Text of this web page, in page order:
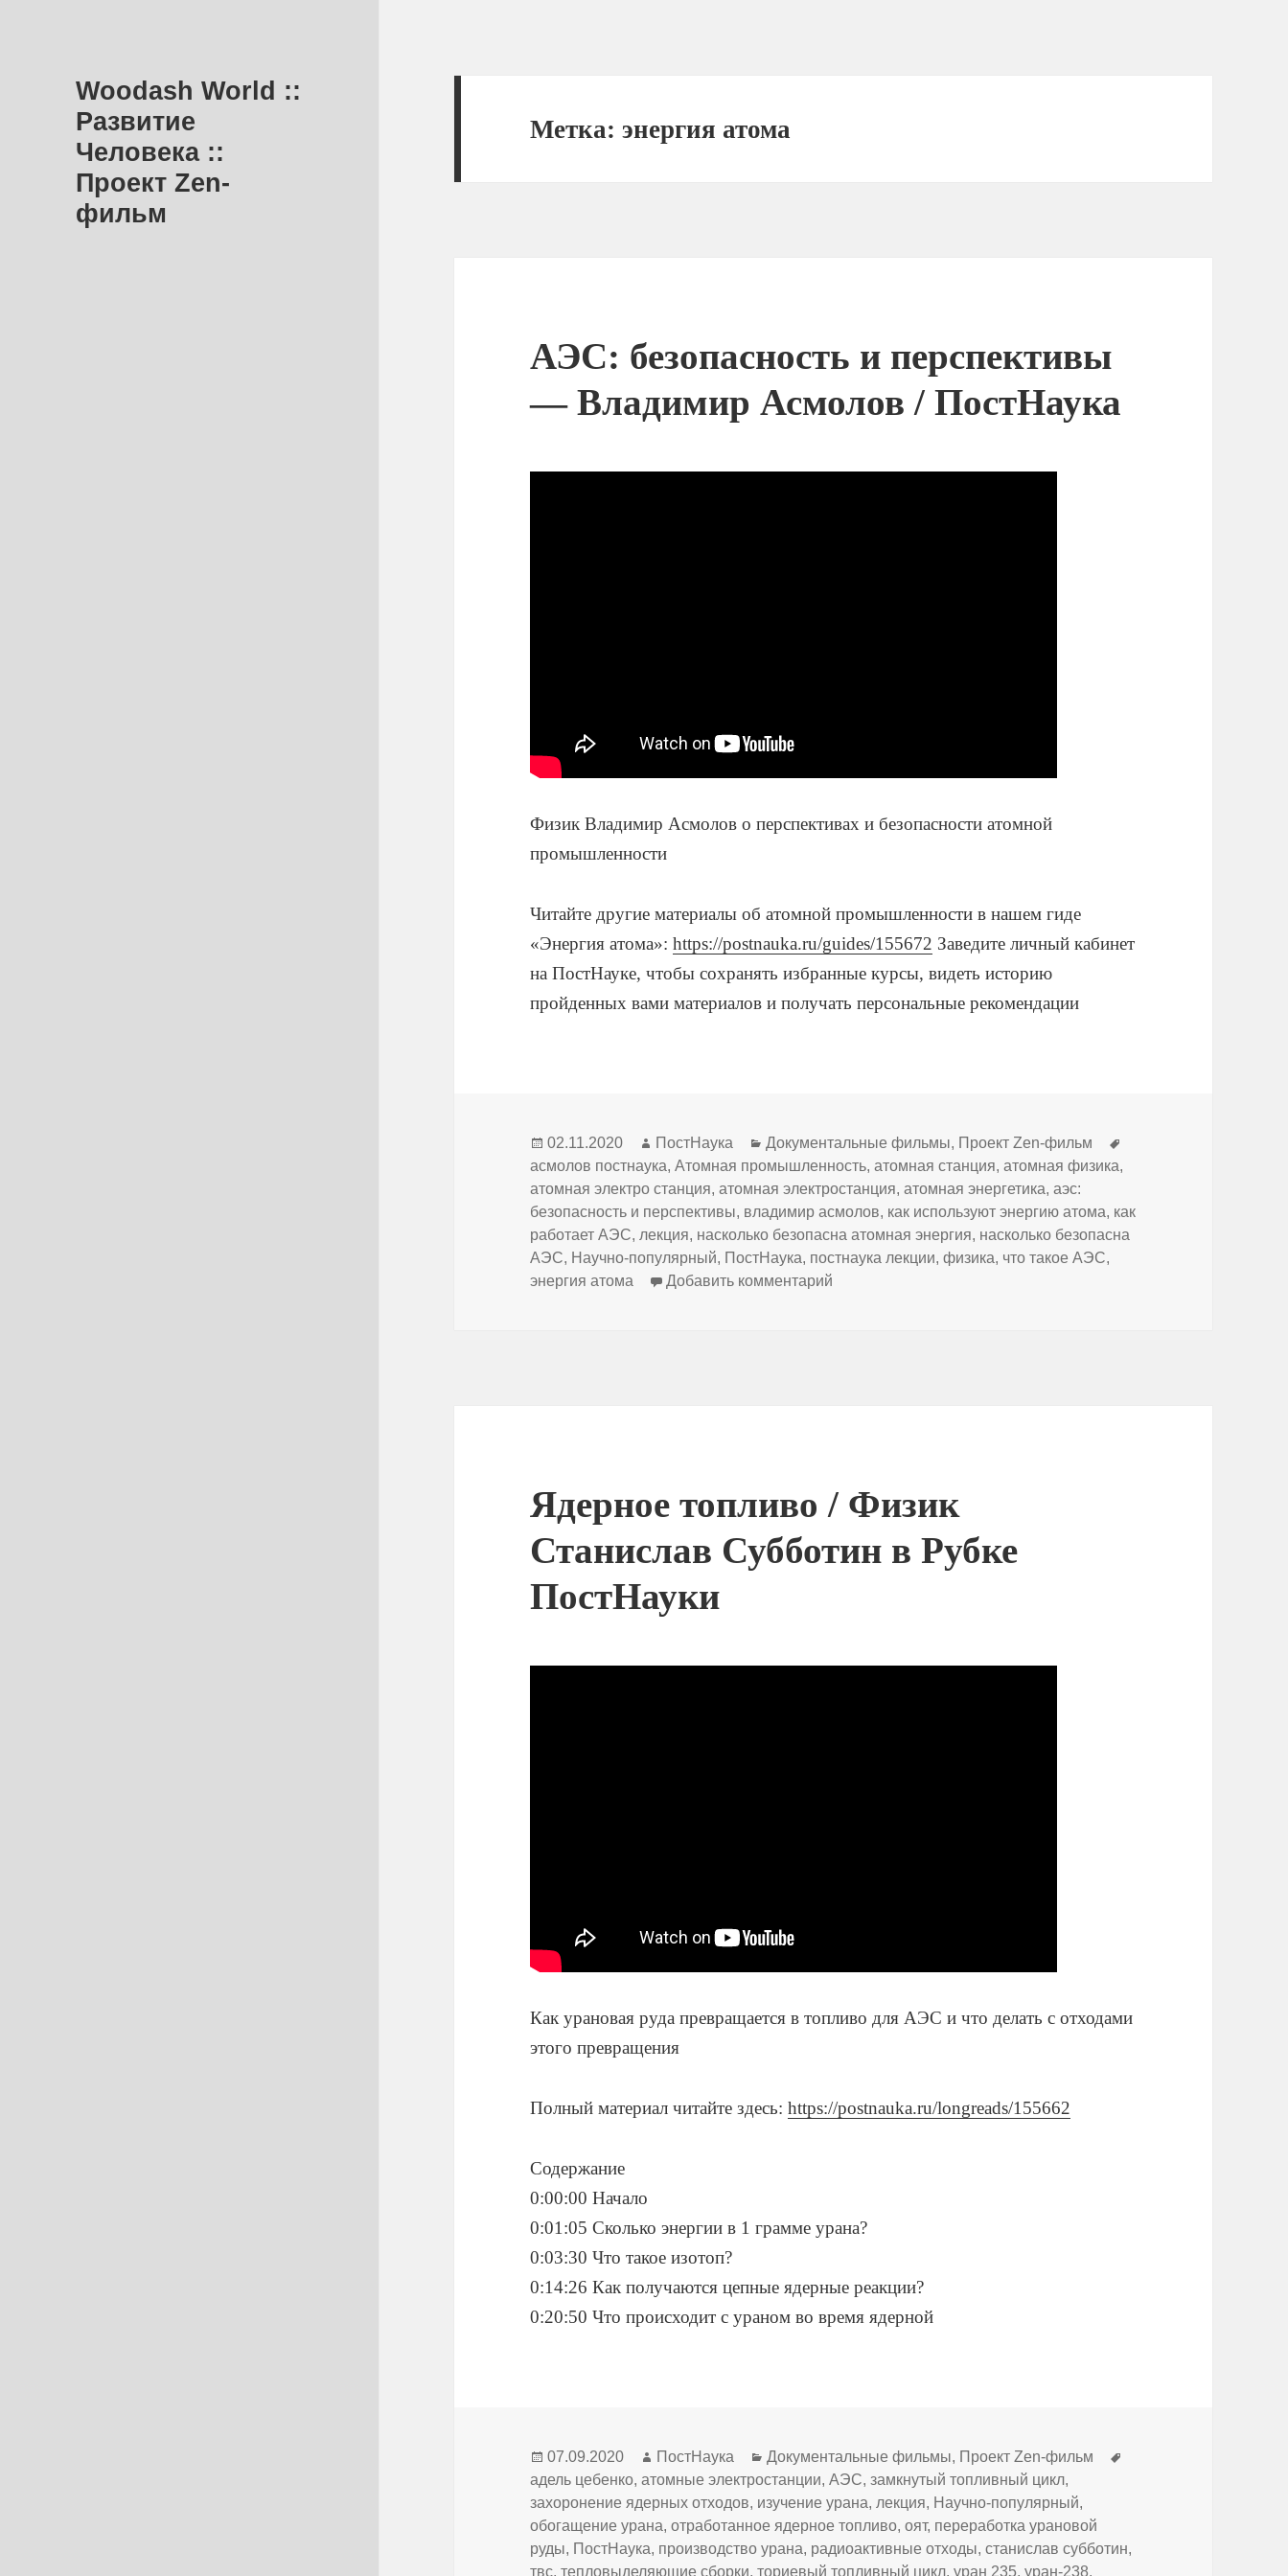
Woodash World ::
Развитие
Человека ::
Проект Zen-
фильм
Метка:энергия атома
АЭС: безопасность и перспективы
— Владимир Асмолов / ПостНаука
Физик Владимир Асмолов о перспективах и безопасности атомной
промышленности
Читайте другие материалы об атомной промышленности в нашем гиде
«Энергия атома»:https://postnauka.ru/guides/155672 Заведите личный кабинет
на ПостНауке, чтобы сохранять избранные курсы, видеть историю
пройденных вами материалов и получать персональные рекомендации
Опубликовано
02.11.2020 Автор
ПостНаука Рубрики
Документальные фильмы, Проект Zen-фильм
асмолов постнаука,Атомная промышленность,атомная станция,атомная физика,
атомная электро станция,атомная электростанция,атомная энергетика,аэс:
безопасность и перспективы, владимир асмолов, как используют энергию атома, как
работает АЭС, лекция, насколько безопасна атомная энергия, насколько безопасна
АЭС, Научно-популярный, ПостНаука, постнаука лекции,физика, что такое АЭС,
энергия атома
Добавить комментарий
Ядерное топливо / Физик
Станислав Субботин в Рубке
ПостНауки
Как урановая руда превращается в топливо для АЭС и что делать с отходами
этого превращения
Полный материал читайте здесь:https://postnauka.ru/longreads/155662
Содержание
0:00:00 Начало
0:01:05 Сколько энергии в 1 грамме урана?
0:03:30 Что такое изотоп?
0:14:26 Как получаются цепные ядерные реакции?
0:20:50 Что происходит с ураном во время ядерной
Опубликовано
07.09.2020 Автор
ПостНаука Рубрики
Документальные фильмы, Проект Zen-фильм
адель цебенко,атомные электростанции,АЭС,замкнутый топливный цикл,
захоронение ядерных отходов, изучение урана, лекция, Научно-популярный,
обогащение урана,отработанное ядерное топливо,оят, переработка урановой
руды, ПостНаука, производство урана, радиоактивные отходы,станислав субботин,
твс,тепловыделяющие сборки,ториевый топливный цикл,уран 235,уран-238,